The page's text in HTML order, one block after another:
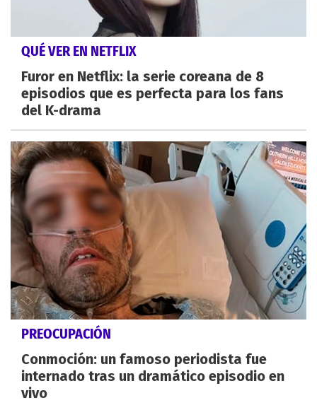
QUÉ VER EN NETFLIX
Furor en Netflix: la serie coreana de 8
episodios que es perfecta para los fans
del K-drama
PREOCUPACIÓN
Conmoción: un famoso periodista fue
internado tras un dramático episodio en
vivo